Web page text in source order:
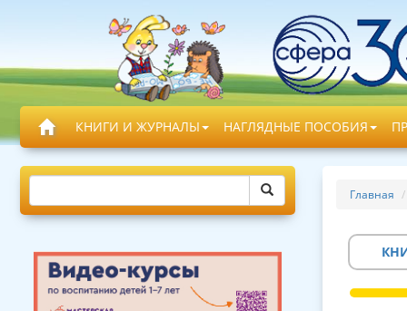
КНИГИ И ЖУРНАЛЫ НАГЛЯДНЫЕ ПОСОБИЯ
Главная